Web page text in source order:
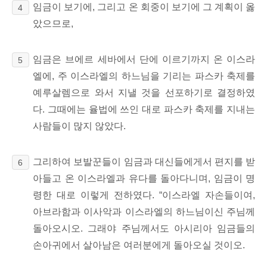
4
임금이 보기에, 그리고 온 회중이 보기에 그 계획이 옳
았으므로,
5
임금은 브에르 세바에서 단에 이르기까지 온 이스라
엘에, 주 이스라엘의 하느님을 기리는 파스카 축제를
예루살렘으로 와서 지낼 것을 선포하기로 결정하였
다. 그때에는 율법에 쓰인 대로 파스카 축제를 지내는
사람들이 많지 않았다.
6
그리하여 보발꾼들이 임금과 대신들에게서 편지를 받
아들고 온 이스라엘과 유다를 돌아다니며, 임금이 명
령한 대로 이렇게 전하였다. “이스라엘 자손들이여,
아브라함과 이사악과 이스라엘의 하느님이신 주님께
돌아오시오. 그래야 주님께서도 아시리아 임금들의
손아귀에서 살아남은 여러분에게 돌아오실 것이오.